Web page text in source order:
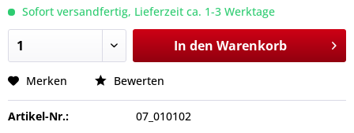
Sofort versandfertig, Lieferzeit ca. 1-3 Werktage
In den Warenkorb
Merken Bewerten
Artikel-Nr.: 07_010102